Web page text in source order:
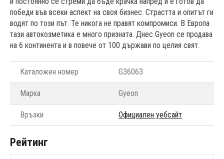
победи във всеки аспект на своя бизнес. Страстта и опитът ги
водят по този път. Те никога не правят компромиси. В Европа
тази автокозметика е много призната. Днес Gyeon се продава
на 6 континента и в повече от 100 държави по целия свят.
Каталожен номер G36063
Марка Gyeon
Връзки Официален уебсайт
Рейтинг